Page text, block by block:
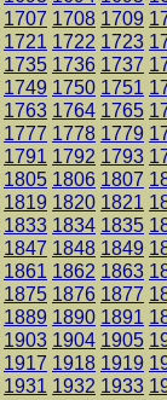
1707 1708 1709
1721 1722 1723
1735 1736 1737
1749 1750 1751
1763 1764 1765
1777 1778 1779
1791 1792 1793
1805 1806 1807
1819 1820 1821
1833 1834 1835
1847 1848 1849
1861 1862 1863
1875 1876 1877
1889 1890 1891
1903 1904 1905
1917 1918 1919
1931 1932 1933